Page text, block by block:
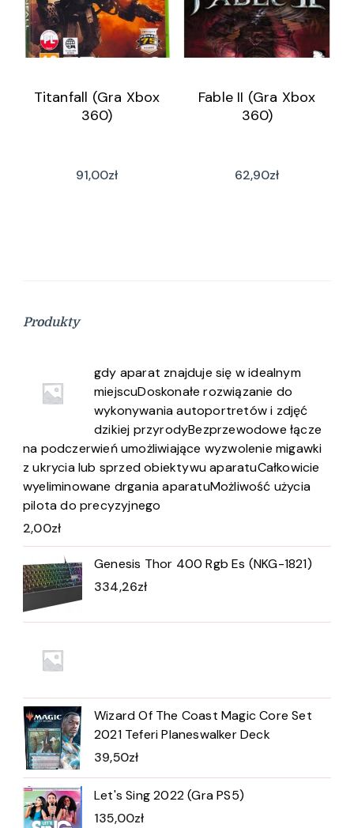
Titanfall (Gra Xbox
360)
91,00zł
Fable II (Gra Xbox
360)
62,90zł
Produkty
gdy aparat znajduje się w idealnym
miejscuDoskonałe rozwiązanie do
wykonywania autoportretów i zdjęć
dzikiej przyrodyBezprzewodowe łącze
na podczerwień umożliwiające wyzwolenie migawki
z ukrycia lub sprzed obiektywu aparatuCałkowicie
wyeliminowane drgania aparatuMożliwość użycia
pilota do precyzyjnego
2,00zł
Genesis Thor 400 Rgb Es (NKG-1821)
334,26zł
Wizard Of The Coast Magic Core Set
2021 Teferi Planeswalker Deck
39,50zł
Let's Sing 2022 (Gra PS5)
135,00zł